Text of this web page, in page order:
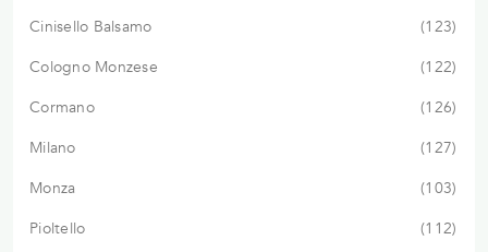
Cinisello Balsamo
123
Cologno Monzese
122
Cormano
126
Milano
127
Monza
103
Pioltello
112